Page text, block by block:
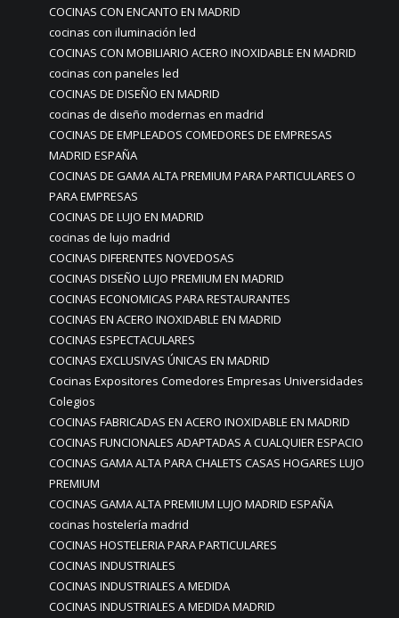
COCINAS CON ENCANTO EN MADRID
cocinas con iluminación led
COCINAS CON MOBILIARIO ACERO INOXIDABLE EN MADRID
cocinas con paneles led
COCINAS DE DISEÑO EN MADRID
cocinas de diseño modernas en madrid
COCINAS DE EMPLEADOS COMEDORES DE EMPRESAS
MADRID ESPAÑA
COCINAS DE GAMA ALTA PREMIUM PARA PARTICULARES O
PARA EMPRESAS
COCINAS DE LUJO EN MADRID
cocinas de lujo madrid
COCINAS DIFERENTES NOVEDOSAS
COCINAS DISEÑO LUJO PREMIUM EN MADRID
COCINAS ECONOMICAS PARA RESTAURANTES
COCINAS EN ACERO INOXIDABLE EN MADRID
COCINAS ESPECTACULARES
COCINAS EXCLUSIVAS ÚNICAS EN MADRID
Cocinas Expositores Comedores Empresas Universidades
Colegios
COCINAS FABRICADAS EN ACERO INOXIDABLE EN MADRID
COCINAS FUNCIONALES ADAPTADAS A CUALQUIER ESPACIO
COCINAS GAMA ALTA PARA CHALETS CASAS HOGARES LUJO
PREMIUM
COCINAS GAMA ALTA PREMIUM LUJO MADRID ESPAÑA
cocinas hostelería madrid
COCINAS HOSTELERIA PARA PARTICULARES
COCINAS INDUSTRIALES
COCINAS INDUSTRIALES A MEDIDA
COCINAS INDUSTRIALES A MEDIDA MADRID